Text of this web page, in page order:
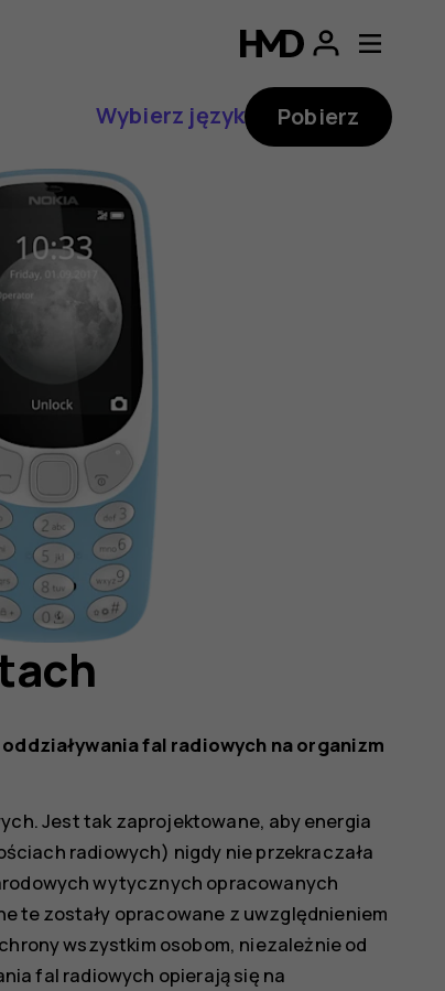
Wybierz język Pobierz
fal radiowych na organizm
Jest tak zaprojektowane, aby energia
radiowych) nigdy nie przekraczała
wytycznych opracowanych
te zostały opracowane z uwzględnieniem
wszystkim osobom, niezależnie od
fal radiowych opierają się na